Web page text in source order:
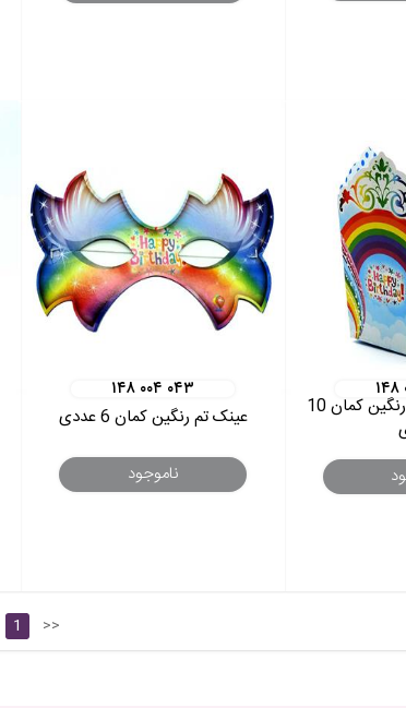
۰۵۷
ظرف پاپ کورن تم رنگین کمان 10
۱۴۸ ۰۰۴ ۰۴۳
عینک تم رنگین کمان 6 عددی
ناموجود
1 >>